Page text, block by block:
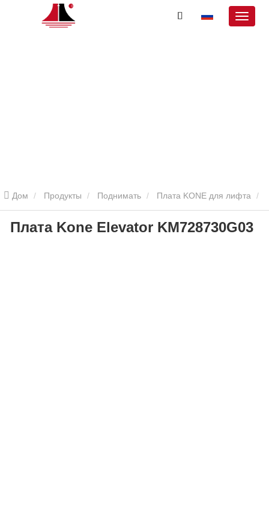
Дом Продукты Поднимать Плата KONE для лифта
Плата Коне лифт KM728730G03
Плата Kone Elevator KM728730G03